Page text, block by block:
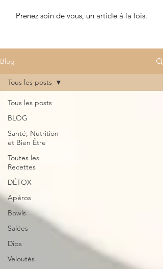
Prenez soin de vous, un article à la fois.
Blog
Tous les posts
BLOG
Santé, Nutrition
et Bien Être
Toutes les
Recettes
DÉTOX
Apéros
Bowls
Salées
Dips
Veloutés
Tous les posts